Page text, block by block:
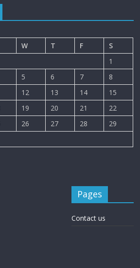
W T F
S
1
5 6 7
8
12 13 14
15
19 20 21
22
26 27 28
29
Pages
Contact us